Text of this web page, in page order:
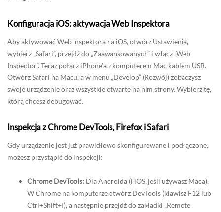
Konfiguracja iOS: aktywacja Web Inspektora
Aby aktywować Web Inspektora na iOS, otwórz Ustawienia,
wybierz „Safari”, przejdź do „Zaawansowanych” i włącz „Web
Inspector”. Teraz połącz iPhone’a z komputerem Mac kablem USB.
Otwórz Safari na Macu, a w menu „Develop” (Rozwój) zobaczysz
swoje urządzenie oraz wszystkie otwarte na nim strony. Wybierz tę,
którą chcesz debugować.
Inspekcja z Chrome DevTools, Firefox i Safari
Gdy urządzenie jest już prawidłowo skonfigurowane i podłączone,
możesz przystąpić do inspekcji:
Chrome DevTools: Dla Androida (i iOS, jeśli używasz Maca).
W Chrome na komputerze otwórz DevTools (klawisz F12 lub
Ctrl+Shift+I), a następnie przejdź do zakładki „Remote